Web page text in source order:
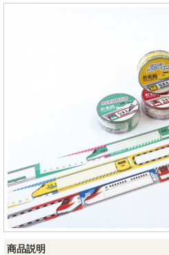
商品説明